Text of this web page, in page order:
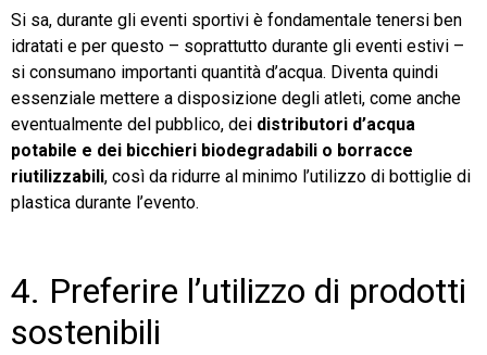
Si sa, durante gli eventi sportivi è fondamentale tenersi ben
idratati e per questo – soprattutto durante gli eventi estivi –
si consumano importanti quantità d’acqua. Diventa quindi
essenziale mettere a disposizione degli atleti, come anche
eventualmente del pubblico, dei distributori d’acqua
potabile e dei bicchieri biodegradabili o borracce
riutilizzabili, così da ridurre al minimo l’utilizzo di bottiglie di
plastica durante l’evento.
4. Preferire l’utilizzo di prodotti
sostenibili